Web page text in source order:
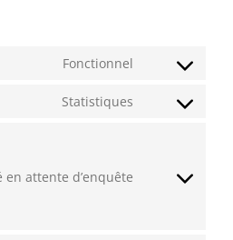
Fonctionnel
Consent
service
Statistiques
Consent
analytics
en attente d’enquête
Consent